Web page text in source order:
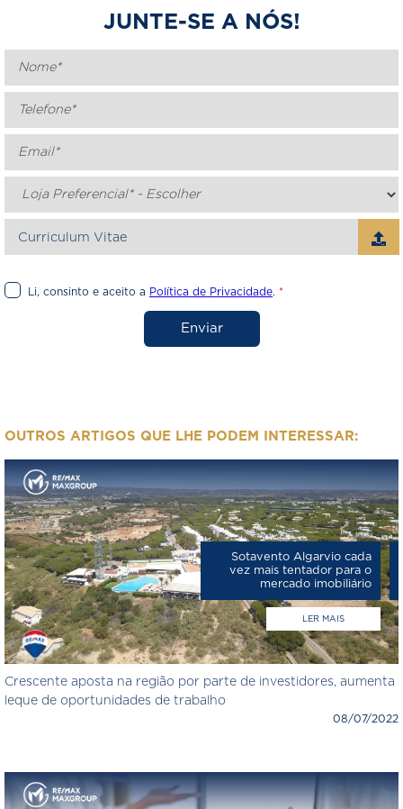
JUNTE-SE A NÓS!
Curriculum Vitae
Li, consinto e aceito a Política de Privacidade. *
Enviar
OUTROS ARTIGOS QUE LHE PODEM INTERESSAR:
Sotavento Algarvio cada
vez mais tentador para o
mercado imobiliário
LER MAIS
Crescente aposta na região por parte de investidores, aumenta
leque de oportunidades de trabalho
08/07/2022